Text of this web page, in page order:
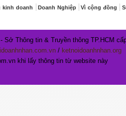
kinh doanh Doanh Nghiệp Vì cộng đồng
Sở Thông tin & Truyền thông TP.HCM
/ ketnoidoanhnhan.org
khi lấy thông tin từ website này